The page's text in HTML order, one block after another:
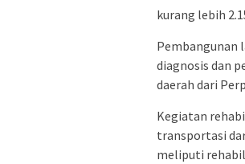
kurang lebih
Pembangunan
diagnosis dan
daerah dari
Kegiatan
transportasi
meliputi